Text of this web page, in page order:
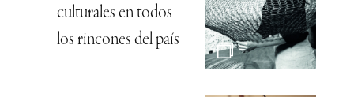
culturales en todos
los rincones del país